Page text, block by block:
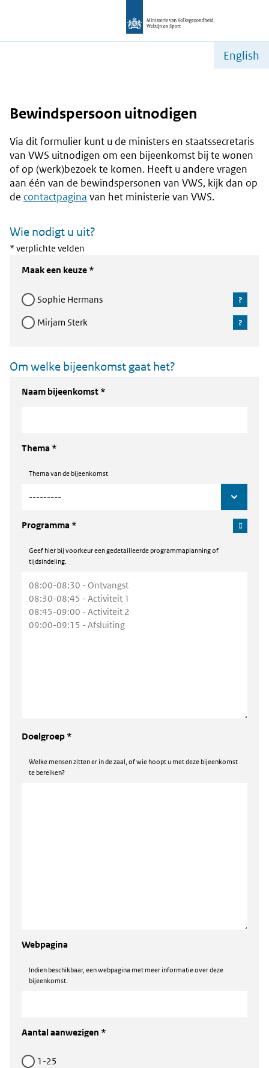
English
Bewindspersoon uitnodigen
Via dit formulier kunt u de ministers en staatssecretaris
van VWS uitnodigen om een bijeenkomst bij te wonen
of op (werk)bezoek te komen. Heeft u andere vragen
aan één van de bewindspersonen van VWS, kijk dan op
de contactpagina van het ministerie van VWS.
Wie nodigt u uit?
* verplichte velden
Maak een keuze *
Sophie Hermans
Mirjam Sterk
Om welke bijeenkomst gaat het?
Naam bijeenkomst *
Thema *
Thema van de bijeenkomst
Programma *
Geef hier bij voorkeur een gedetailleerde programmaplanning of
tijdsindeling.
Doelgroep *
Welke mensen zitten er in de zaal, of wie hoopt u met deze bijeenkomst
te bereiken?
Webpagina
Indien beschikbaar, een webpagina met meer informatie over deze
bijeenkomst.
Aantal aanwezigen *
1-25